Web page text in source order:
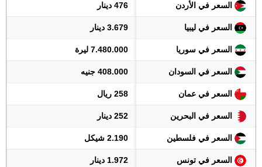
السعر في الأردن 476 دينار
السعر في ليبيا 3.679 دينار
السعر في سوريا 7.480.000 ليرة
السعر في السودان 408.000 جنيه
السعر في عمان 258 ريال
السعر في البحرين 252 دينار
السعر في فلسطين 2.190 شيكل
السعر في تونس 1.972 دينار